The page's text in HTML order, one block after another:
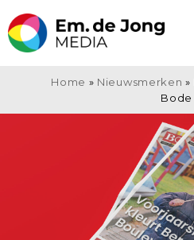
naar
inhoud
Home » Nieuwsmerken »
Bode